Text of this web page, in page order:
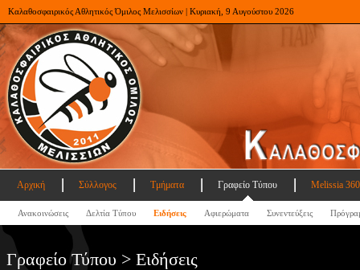
Καλαθοσφαιρικός Αθλητικός Όμιλος Μελισσίων | Κυριακή, 9 Αυγούστου 2026
Αρχική Σύλλογος Τμήματα Γραφείο Τύπου Melissia
Ανακοινώσεις Δελτία Τύπου Ειδήσεις Αφιερώματα Συνεντεύξεις
Γραφείο Τύπου > Ειδήσεις